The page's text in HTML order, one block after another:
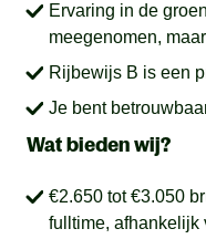
Ervaring in de
meegenomen,
Rijbewijs B is een
Je bent
Wat bieden wij?
€2.650 tot €3.050
fulltime, afhankelijk